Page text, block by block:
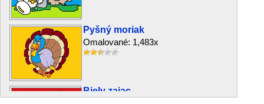
Pyšný moriak
Omalované: 1,483x
Biely zajac